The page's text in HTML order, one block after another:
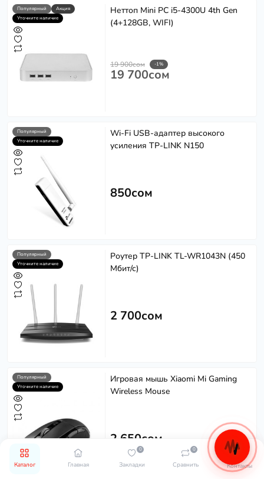
Каталог Главная Закладки
0
Сравнить
0
Контакты
Популярный
Акция
Уточните наличие
Неттоп Mini PC i5-4300U 4th Gen
(4+128GB, WIFI)
19 900сом -1%
19 700сом
Популярный
Уточните наличие
Wi-Fi USB-адаптер высокого
усиления TP-LINK N150
850сом
Популярный
Уточните наличие
Роутер TP-LINK TL-WR1043N (450
Мбит/с)
2 700сом
Популярный
Уточните наличие
Игровая мышь Xiaomi Mi Gaming
Wireless Mouse
2 650сом
S
Здравствуйте! 👋
Чем можем помочь?